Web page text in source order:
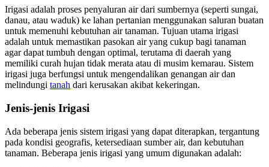
Irigasi adalah proses penyaluran air dari sumbernya (seperti sungai,
danau, atau waduk) ke lahan pertanian menggunakan saluran buatan
untuk memenuhi kebutuhan air tanaman. Tujuan utama irigasi
adalah untuk memastikan pasokan air yang cukup bagi tanaman
agar dapat tumbuh dengan optimal, terutama di daerah yang
memiliki curah hujan tidak merata atau di musim kemarau. Sistem
irigasi juga berfungsi untuk mengendalikan genangan air dan
melindungi tanah dari kerusakan akibat kekeringan.
Jenis-jenis Irigasi
Ada beberapa jenis sistem irigasi yang dapat diterapkan, tergantung
pada kondisi geografis, ketersediaan sumber air, dan kebutuhan
tanaman. Beberapa jenis irigasi yang umum digunakan adalah: